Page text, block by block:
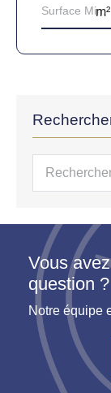
Recherche
Vous
question ?
Notre équipe